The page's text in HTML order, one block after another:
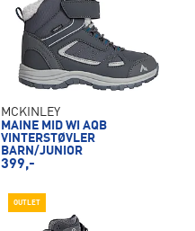
MCKINLEY
MAINE MID WI AQB
VINTERSTØVLER
BARN/JUNIOR
399,-
OUTLET